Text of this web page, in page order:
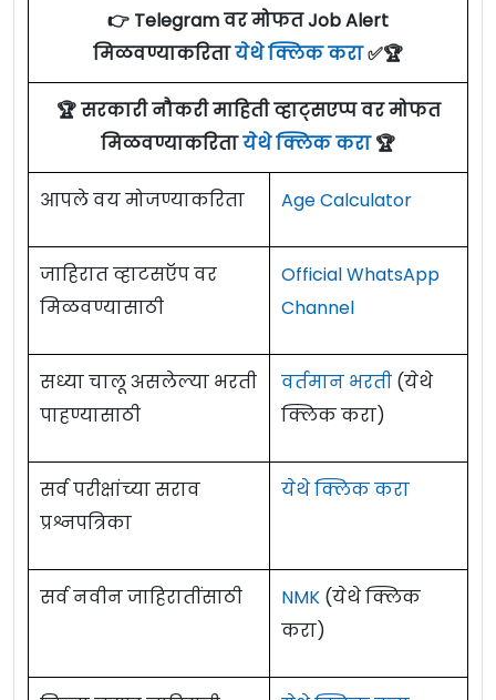
👉 Telegram वर मोफत Job Alert
मिळवण्याकरितायेथे क्लिक करा✅🏆
🏆 सरकारी नौकरी माहिती व्हाट्सएप्प वर मोफत
मिळवण्याकरितायेथे क्लिक करा🏆
आपले वय मोजण्याकरिता Age Calculator
जाहिरात व्हाटसऍप वर
मिळवण्यासाठी
Official WhatsApp
Channel
सध्या चालू असलेल्या भरती
पाहण्यासाठी
वर्तमान भरती (येथे
क्लिक करा)
सर्व परीक्षांच्या सराव
प्रश्नपत्रिका
येथे क्लिक करा
सर्व नवीन जाहिरातींसाठी NMK (येथे क्लिक
करा)